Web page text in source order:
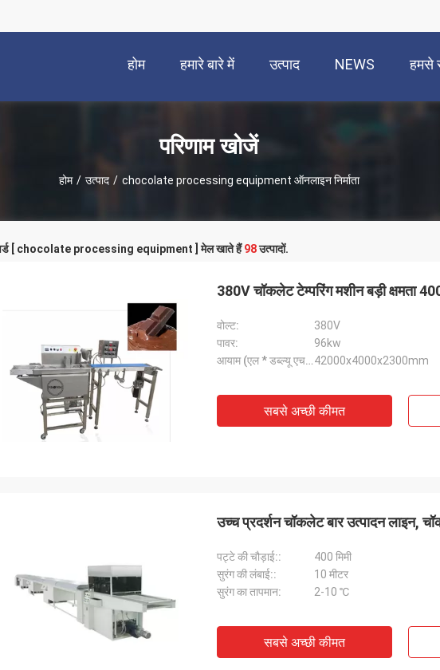
होम हमारे बारे में उत्पाद NEWS हमसे
परिणाम खोजें
होम / उत्पाद / chocolate processing equipment ऑनलाइन निर्माता
[ chocolate processing equipment ] मेल खाते हैं98उत्पादों.
380V चॉकलेट टेम्परिंग मशीन बड़ी क्षमता
वोल्ट:
380V
पावर:
96kw
आयाम (एल * डब्ल्यू एच *):42000x4000x2300mm
सबसे अच्छी कीमत
उच्च प्रदर्शन चॉकलेट बार उत्पादन लाइन,
पट्टे की चौड़ाई::
400 मिमी
सुरंग की लंबाई::
10 मीटर
सुरंग का तापमान:
2-10 ℃
सबसे अच्छी कीमत